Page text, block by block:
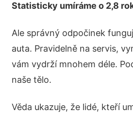
Statisticky umíráme o 2,8
Ale správný odpočinek
auta. Pravidelně na servis,
vám vydrží mnohem déle.
naše tělo.
Věda ukazuje, že lidé, kteří